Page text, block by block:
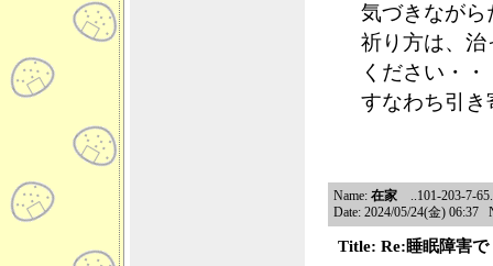
気づきなが
祈り方は、
ください・
すなわち引
Name: 在家 ..101-203-7-
Date: 2024/05/24(金) 06:37
Title: Re:睡眠障害で